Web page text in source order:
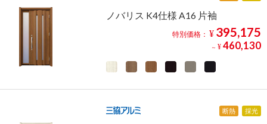
ノバリス K4仕様 A16 片袖
特別価格： ¥ 395,175
～ ¥ 460,130
断熱 採光